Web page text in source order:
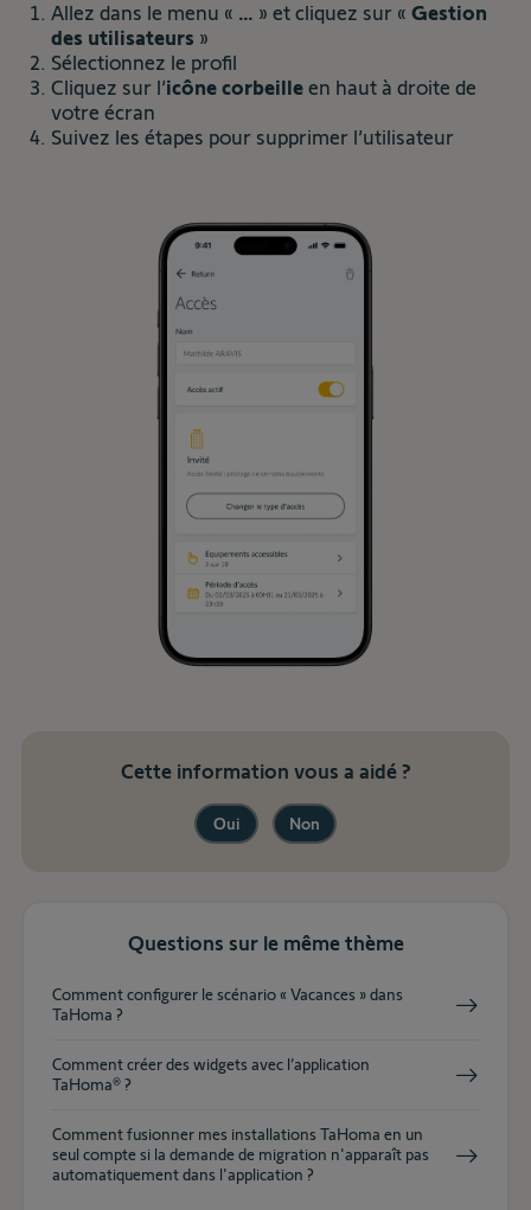
Allez dans le menu « … » et cliquez sur « Gestion
des utilisateurs »​
Sélectionnez le profil
Cliquez sur l’icône corbeille en haut à droite de
votre écran
Suivez les étapes pour supprimer l’utilisateur
Cette information vous a aidé ?
Oui Non
Questions sur le même thème
Comment configurer le scénario « Vacances » dans
TaHoma ?
Comment créer des widgets avec l’application
TaHoma® ?
Comment fusionner mes installations TaHoma en un
seul compte si la demande de migration n'apparaît pas
automatiquement dans l'application ?